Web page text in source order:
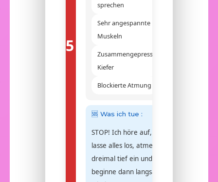
5
sprechen
Sehr angespannte
Muskeln
Zusammengepresster
Kiefer
Blockierte Atmung
🆘 Was ich tue :
STOP! Ich höre auf,
lasse alles los, atme
dreimal tief ein und
beginne dann langsam